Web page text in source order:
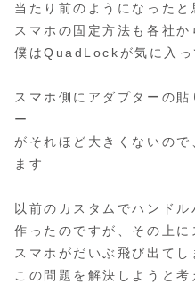
当たり前のようになったと
スマホの固定方法も各社
僕はQuadLockが気に入っ
スマホ側にアダプターの
ー
がそれほど大きくないの
ます
以前のカスタムでハンド
作ったのですが、その上に
スマホがだいぶ飛び出てし
この問題を解決しようと考